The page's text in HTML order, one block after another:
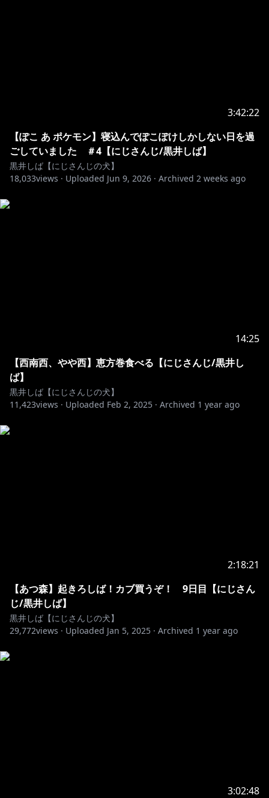
3:42:22
【ぽこ あ ポケモン】寝込んでぽこぽけしかしない日を過
ごしていました ＃4【にじさんじ/黒井しば】
黒井しば【にじさんじの犬】
18,033views · Uploaded Jun 9, 2026 · Archived 2 weeks ago
14:25
【西南西、やや西】恵方巻食べる【にじさんじ/黒井し
ば】
黒井しば【にじさんじの犬】
11,423views · Uploaded Feb 2, 2025 · Archived 1 year ago
2:18:21
【あつ森】起きろしば！カブ買うぞ！ 9日目【にじさん
じ/黒井しば】
黒井しば【にじさんじの犬】
29,772views · Uploaded Jan 5, 2025 · Archived 1 year ago
3:02:48